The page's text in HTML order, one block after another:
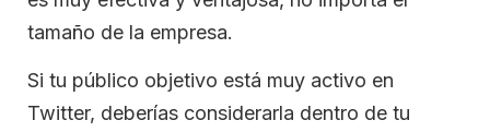
tamaño de la empresa.
Si tu público objetivo está muy activo en
Twitter, deberías considerarla dentro de tu